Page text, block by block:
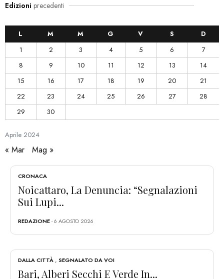
Edizioni precedenti
Aprile 2024
L M M G V S
D
1
2 3 4 5 6
7
8
9 10 11 12 13
14
15
16 17 18 19 20
21
22
23 24 25 26 27
28
29
30
« Mar Mag »
CRONACA
Noicattaro, La Denuncia: “Segnalazioni
Sui Lupi...
REDAZIONE- 6 AGOSTO 2026
DALLA CITTÀ , SEGNALATO DA VOI
Bari, Alberi Secchi E Verde In...